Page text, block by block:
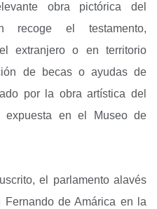
obra pictórica del
recoge el testamento,
extranjero o en territorio
de becas o ayudas de
por la obra artística del
expuesta en el Museo de
el parlamento alavés
de Amárica en la